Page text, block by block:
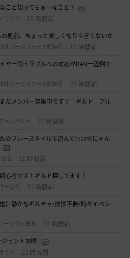
こと知ってらぁ…なこと？
ノウワン 19 時間前
の処罰、ちょっと厳しくなりすぎてないか
井ジークフリード配信者 19 時間前
ヤー間トラブルへの対応がBAN一辺倒で
井ジークフリード配信者 20 時間前
だメンバー募集中です！ ギルド アル
フォンバルト 21 時間前
のプレースタイルで遊んでﾆｬﾝｺ💛にゃん
る 21 時間前
心者です！ギルド探してます！
けーとら 21 時間前
嵐】静かなギルチャ/挨拶不要/時々イベン
リーシアR-日本 22 時間前
ェント攻略]
まそん 22 時間前